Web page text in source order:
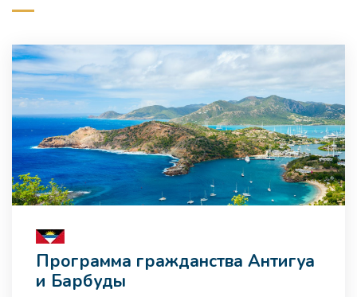
Программа гражданства Антигуа
и Барбуды